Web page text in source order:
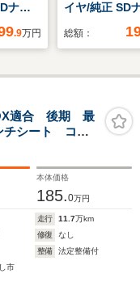
ナ
ラ
シー
イン
トライ
.9万円
イヤ/純正 SD
突安全装置/シ
ート ハーフレ
LED/
続/ETC/EBD
総額：
適合 後期 最
チシート コラ
坊傷塗装 シ
本体価格
185.0万円
走行 11.7万km
修復
なし
整備
法定整備付
市